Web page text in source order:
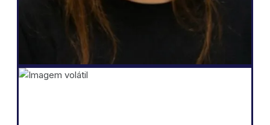
Salomé Amar
Fundador